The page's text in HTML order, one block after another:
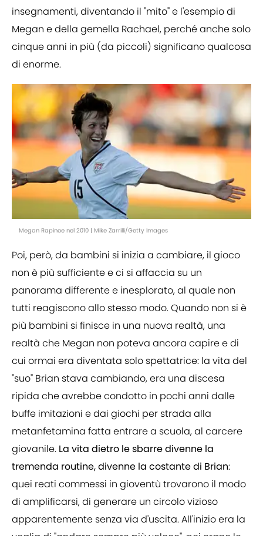
insegnamenti, diventando il "mito" e l'esempio di
Megan e della gemella Rachael, perché anche solo
cinque anni in più (da piccoli) significano qualcosa
di enorme.
Megan Rapinoe nel 2010 | Mike Zarrilli/Getty Images
Poi, però, da bambini si inizia a cambiare, il gioco
non è più sufficiente e ci si affaccia su un
panorama differente e inesplorato, al quale non
tutti reagiscono allo stesso modo. Quando non si è
più bambini si finisce in una nuova realtà, una
realtà che Megan non poteva ancora capire e di
cui ormai era diventata solo spettatrice: la vita del
"suo" Brian stava cambiando, era una discesa
ripida che avrebbe condotto in pochi anni dalle
buffe imitazioni e dai giochi per strada alla
metanfetamina fatta entrare a scuola, al carcere
giovanile. La vita dietro le sbarre divenne la
tremenda routine, divenne la costante di Brian:
quei reati commessi in gioventù trovarono il modo
di amplificarsi, di generare un circolo vizioso
apparentemente senza via d'uscita. All'inizio era la